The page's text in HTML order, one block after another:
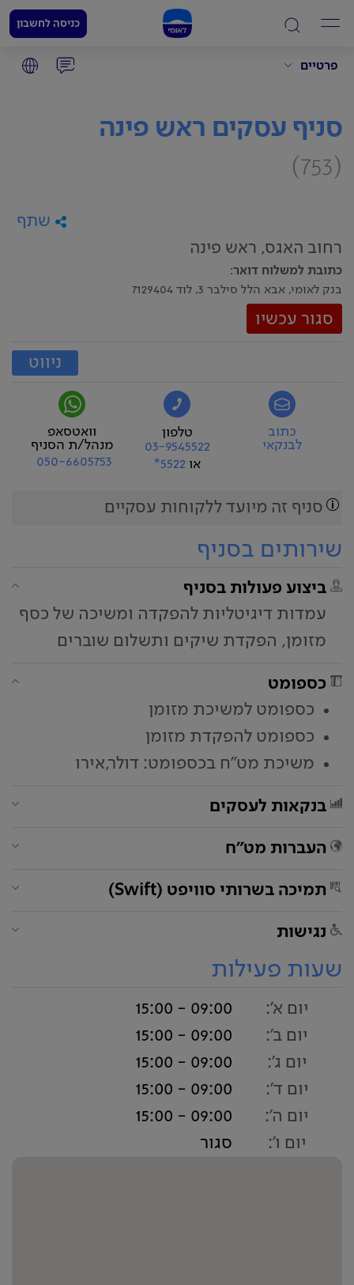
פרטיים
כניסה לחשבון
סניף עסקים ראש פינה
(753)
שתף
רחוב האגס, ראש פינה
כתובת למשלוח דואר:
בנק לאומי, אבא הלל סילבר 3, לוד 7129404
סגור עכשיו
ניווט
כתוב
לבנקאי
טלפון
03-9545522
או 5522*
וואטסאפ
מנהל/ת הסניף
050-6605753
סניף זה מיועד ללקוחות עסקיים
שירותים בסניף
ביצוע פעולות בסניף
עמדות דיגיטליות להפקדה ומשיכה של כסף
מזומן, הפקדת שיקים ותשלום שוברים
כספומט
כספומט למשיכת מזומן
כספומט להפקדת מזומן
משיכת מט"ח בכספומט: דולר,אירו
בנקאות לעסקים
העברות מט"ח
תמיכה בשרותי סוויפט (Swift)
נגישות
שעות פעילות
יום א':
09:00 - 15:00
יום ב':
09:00 - 15:00
יום ג':
09:00 - 15:00
יום ד':
09:00 - 15:00
יום ה':
09:00 - 15:00
יום ו':
סגור